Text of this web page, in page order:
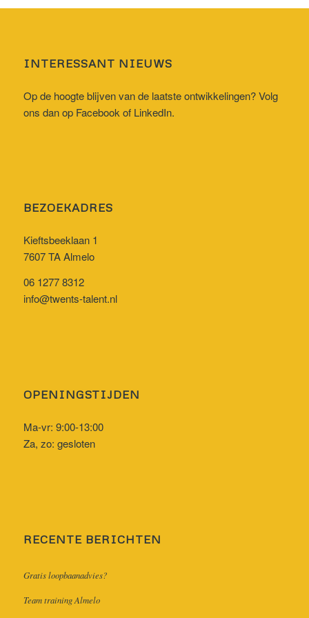
INTERESSANT NIEUWS
Op de hoogte blijven van de laatste ontwikkelingen? Volg
ons dan op Facebook of LinkedIn.
BEZOEKADRES
Kieftsbeeklaan 1
7607 TA Almelo
06 1277 8312
info@twents-talent.nl
OPENINGSTIJDEN
Ma-vr: 9:00-13:00
Za, zo: gesloten
RECENTE BERICHTEN
Gratis loopbaanadvies?
Team training Almelo